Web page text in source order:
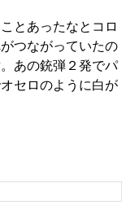
とあったなとコロ
つながっていたの
あの銃弾２発でパ
セロのように白が